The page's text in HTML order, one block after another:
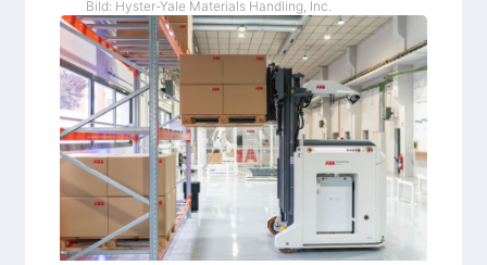
Bild: Hyster-Yale Materials Handling, Inc.